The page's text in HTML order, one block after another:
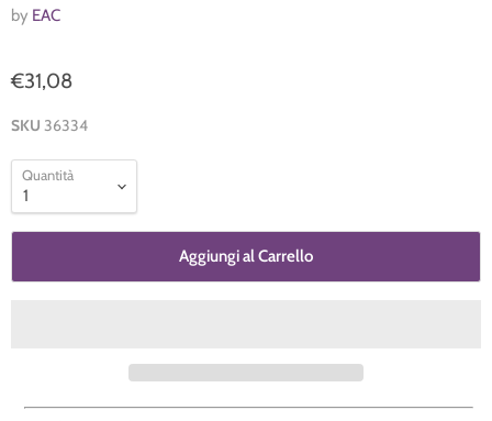
by EAC
€31,08
SKU 36334
Quantità
Aggiungi al Carrello